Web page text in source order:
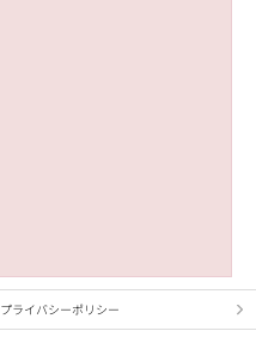
プライバシーポリシー